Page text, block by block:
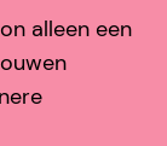
alleen een